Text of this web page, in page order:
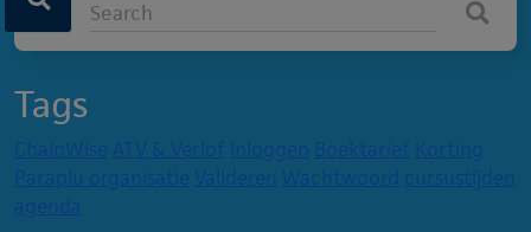
Tags
ChainWise ATV & Verlof Inloggen Boektarief Korting
Paraplu organisatie Valideren Wachtwoord
cursustijden
agenda